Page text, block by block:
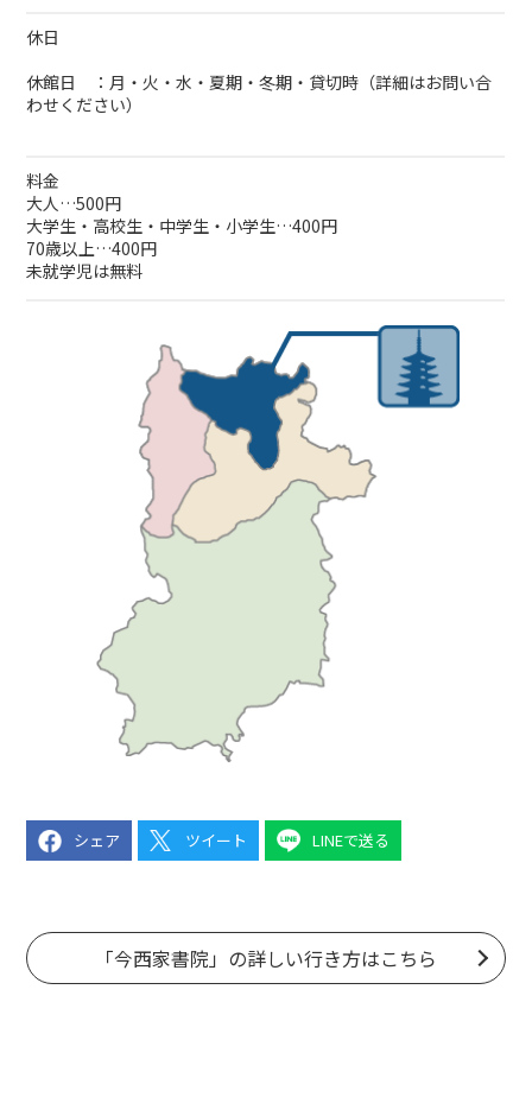
休日
休館日 ：月・火・水・夏期・冬期・貸切時（詳細はお問い合
わせください）
料金
大人…500円
大学生・高校生・中学生・小学生…400円
70歳以上…400円
未就学児は無料
シェア ツイート LINEで送る
「今西家書院」の詳しい行き方はこちら